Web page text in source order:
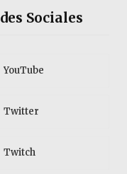
Sociales
YouTube
Twitter
Twitch